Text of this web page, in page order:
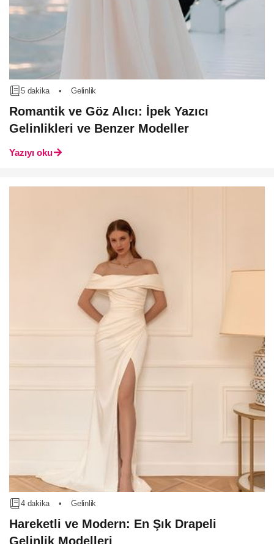
5 dakika • Gelinlik
Romantik ve Göz Alıcı: İpek Yazıcı
Gelinlikleri ve Benzer Modeller
Yazıyı oku
4 dakika • Gelinlik
Hareketli ve Modern: En Şık Drapeli
Gelinlik Modelleri